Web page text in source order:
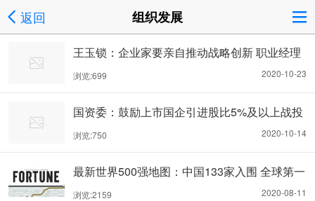
返回 组织发展
王玉锁：企业家要亲自推动战略创新 职业经理
人推动失败几率高
2020-10-23
浏览:699
国资委：鼓励上市国企引进股比5%及以上战投
2020-10-14
浏览:750
最新世界500强地图：中国133家入围 全球第一
（附榜单）
2020-08-11
浏览:2159